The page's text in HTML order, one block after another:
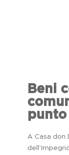
Beni
punto
A Casa don